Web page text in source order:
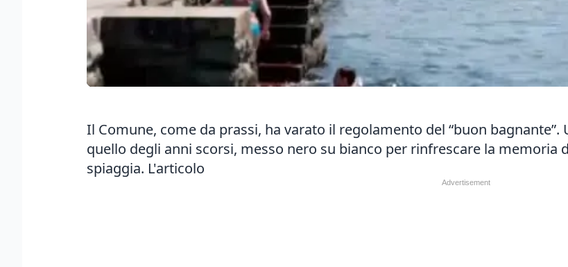
Il Comune, come da prassi, ha varato il regolamento del “buon
quello degli anni scorsi, messo nero su bianco per rinfrescare la memoria
spiaggia. L'articolo